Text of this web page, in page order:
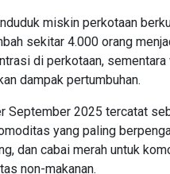
miskin perkotaan
sekitar 4.000 orang
di perkotaan,
dampak pertumbuhan.
September 2025 tercatat
yang paling
dan cabai merah untuk
non-makanan.